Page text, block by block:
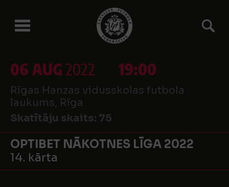
06 AUG2022 19:00
Rīgas Hanzas vidusskolas futbola
laukums, Rīga
Skatītāju skaits: 75
OPTIBET NĀKOTNES LĪGA 2022
14. kārta